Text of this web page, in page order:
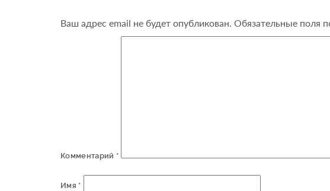
Ваш адрес email не будет опубликован. Обязательные поля
Комментарий *
Имя *